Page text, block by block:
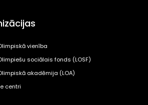
vienība
sociālais fonds (LOSF)
akadēmija (LOA)
centri